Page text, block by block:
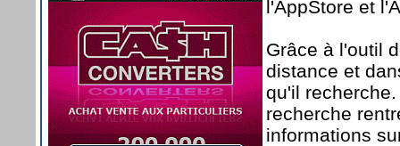
l'AppStore et
Grâce à l'outil
distance et
qu'il
recherche
informations